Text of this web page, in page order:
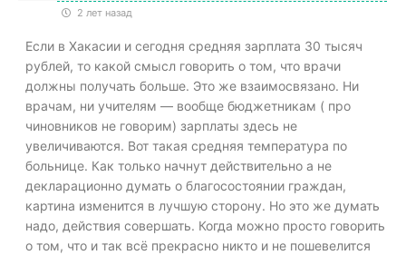
2 лет назад
Если в Хакасии и сегодня средняя зарплата 30 тысяч
рублей, то какой смысл говорить о том, что врачи
должны получать больше. Это же взаимосвязано. Ни
врачам, ни учителям — вообще бюджетникам ( про
чиновников не говорим) зарплаты здесь не
увеличиваются. Вот такая средняя температура по
больнице. Как только начнут действительно а не
декларационно думать о благосостоянии граждан,
картина изменится в лучшую сторону. Но это же думать
надо, действия совершать. Когда можно просто говорить
о том, что и так всё прекрасно никто и не пошевелится